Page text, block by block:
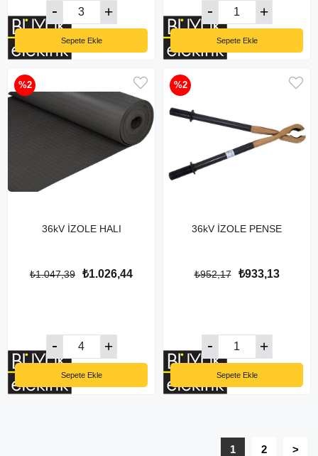
Sepete Ekle Sepete Ekle
36kV İZOLE HALI
₺1.026,44
₺1.047,39
Sepete Ekle
%2
36kV İZOLE PENSE
₺933,13
₺952,17
Sepete Ekle
%2
1 2 >